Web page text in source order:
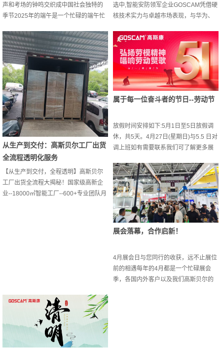
声和考场的钟鸣交织成中国社会独特的
季节2025年的端午是一个忙碌的端午忙
高考......高斯贝尔婴儿360°安全守护套装
用“陪伴”代替“孤单”360°巡航追踪可以随
时随地全方位看护孩子实时关注孩子状
态时刻守护孩子安全让爱看得见，安全
随时见天使降落人间，呵护的目光一刻
不离对孩子的守护，少一秒都是遗憾高
斯贝尔婴儿360°安全守护套装愿...
选中,智能安防领军企业GOSCAM凭借硬
核技术实力与卓越市场表现，与华为、
一由深圳工业总会联合国家市场监管总
局等机构颁发的荣誉，标志着GOSCAM
已成长为中国智造的标杆力量。二十年
严选:含金量最高的品牌认证"深圳知名品
牌"评选以苛刻的评审体系著称:·创新维
度:评估研发投入占比、发明专利数量等
硬指标(GOSCAM累计获数十...
从生产到交付：高斯贝尔工厂出货
全流程透明化服务
【从生产到交付，全程透明】高斯贝尔
工厂出货全流程大揭秘！国家级高新企
业--18000㎡智能工厂--600+专业团队月
属于每一位奋斗者的节日--劳动节
放假时间安排如下:5月1日至5日放假调
休，共5天。4月27日(星期日)与5.5 日对
调上班如有需要联系我们可了解更多展
sales@goscam.com 用科技服务大众，
成为电子信息产业的领先企业，高斯贝
尔一直在路上
展会落幕，合作启新！
4月展会日与您同行的收获，远不止展位
前的相遇每年的4月都是一个忙碌展会
季，各国内外客户以及我们高斯贝尔的